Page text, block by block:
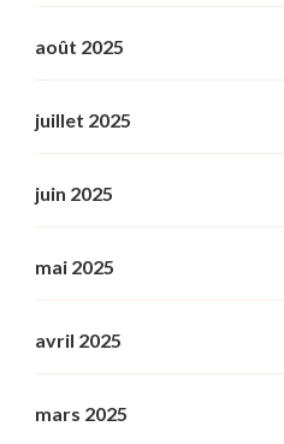
août 2025
juillet 2025
juin 2025
mai 2025
avril 2025
mars 2025